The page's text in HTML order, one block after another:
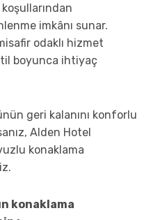
imkânı sunar.
odaklı hizmet
boyunca ihtiyaç
geri kalanını konforlu
Alden Hotel
konaklama
konaklama